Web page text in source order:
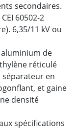
secondaires.
CEI 60502-2
6,35/11 kV ou
de
réticulé
séparateur en
et gaine
densité
spécifications